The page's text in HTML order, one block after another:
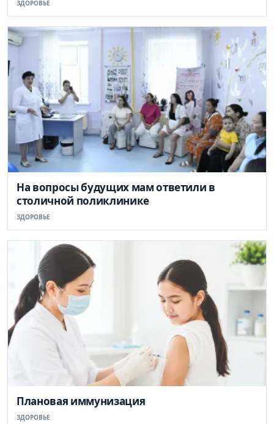
ЗДОРОВЬЕ
На вопросы будущих мам ответили в
столичной поликлинике
ЗДОРОВЬЕ
Плановая иммунизация
ЗДОРОВЬЕ